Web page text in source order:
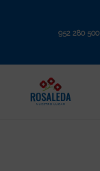
952 280 500